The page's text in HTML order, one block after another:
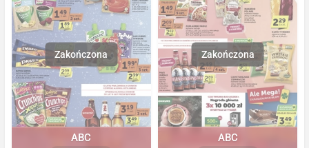
ABC ABC